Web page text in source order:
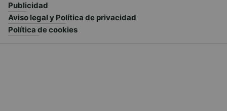
Publicidad
Aviso legal y Política de privacidad
Política de cookies